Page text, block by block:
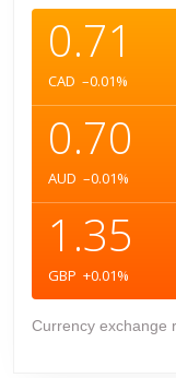
0.71
CAD –0.01%
0.70
AUD –0.01%
1.35
GBP +0.01%
Currency exchange